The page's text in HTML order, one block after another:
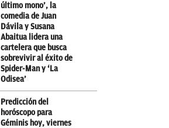
último mono’, la
comedia de Juan
Dávila y Susana
Abaitua lidera una
cartelera que busca
sobrevivir al éxito de
Spider-Man y ‘La
Odisea’
Predicción del
horóscopo para
Géminis hoy, viernes